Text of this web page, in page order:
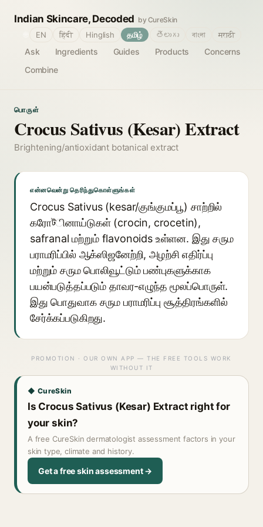
Indian Skincare, Decoded by CureSkin
Ask Ingredients Guides Products
Concerns
Combine
EN हिंदी Hinglish தமிழ் తెలుగు বাংলা मराठी
பொருள்
Crocus Sativus (Kesar) Extract
Brightening/antioxidant botanical extract
என்னவென்று தெரிந்துகொள்ளுங்கள்
Crocus Sativus (kesar/குங்குமப்பூ) சாற்றில்
கரோটினாய்டுகள் (crocin, crocetin),
safranal மற்றும் flavonoids உள்ளன. இது சரும
பராமரிப்பில் ஆக்ஸிஜனேற்றி, அழற்சி எதிர்ப்பு
மற்றும் சரும பொலிவூட்டும் பண்புகளுக்காக
பயன்படுத்தப்படும் தாவர-எழுந்த மூலப்பொருள்.
இது பொதுவாக சரும பராமரிப்பு சூத்திரங்களில்
சேர்க்கப்படுகிறது.
PROMOTION · OUR OWN APP — THE FREE TOOLS WORK
WITHOUT IT
◆ CureSkin
Is Crocus Sativus (Kesar) Extract right for
your skin?
A free CureSkin dermatologist assessment factors in your
skin type, climate and history.
Get a free skin assessment →